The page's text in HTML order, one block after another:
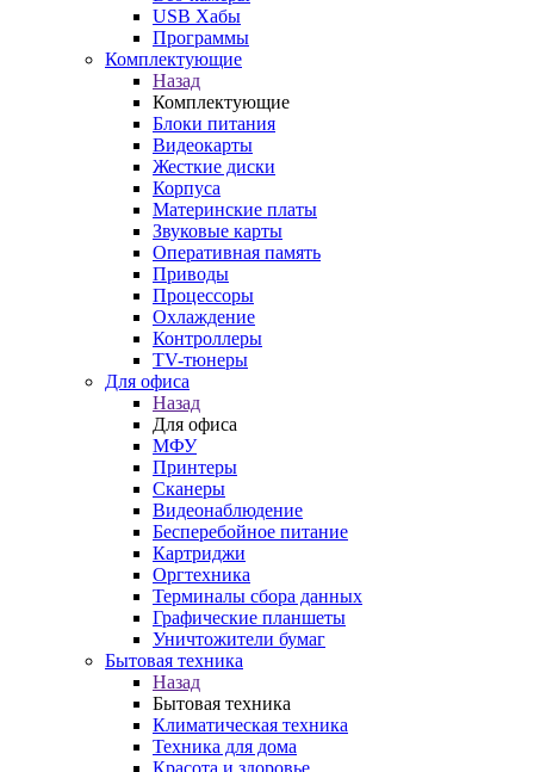
USB Хабы
Программы
Комплектующие
Назад
Комплектующие
Блоки питания
Видеокарты
Жесткие диски
Корпуса
Материнские платы
Звуковые карты
Оперативная память
Приводы
Процессоры
Охлаждение
Контроллеры
TV-тюнеры
Для офиса
Назад
Для офиса
МФУ
Принтеры
Сканеры
Видеонаблюдение
Бесперебойное питание
Картриджи
Оргтехника
Терминалы сбора данных
Графические планшеты
Уничтожители бумаг
Бытовая техника
Назад
Бытовая техника
Климатическая техника
Техника для дома
Красота и здоровье